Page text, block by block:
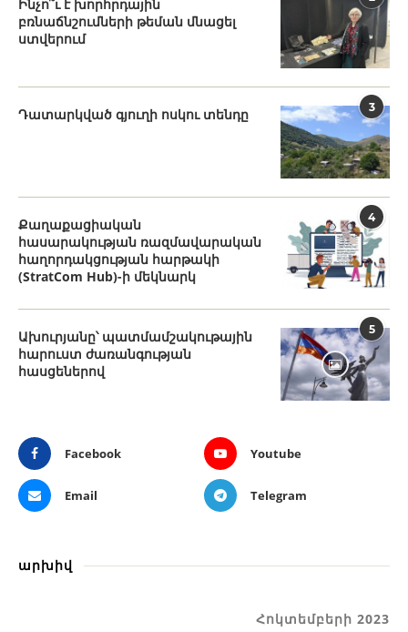
Ինչո՞ւ է խորհրդային
բռնաճնշումների թեման մնացել
ստվերում
3
Դատարկված գյուղի ոսկու տենդը
4
Քաղաքացիական
հասարակության ռազմավարական
հաղորդակցության հարթակի
(StratCom Hub)-ի մեկնարկ
5
Ախուրյանը՝ պատմամշակութային
հարուստ ժառանգության
հասցեներով
Facebook Youtube
Email Telegram
արխիվ
Հոկտեմբերի 2023